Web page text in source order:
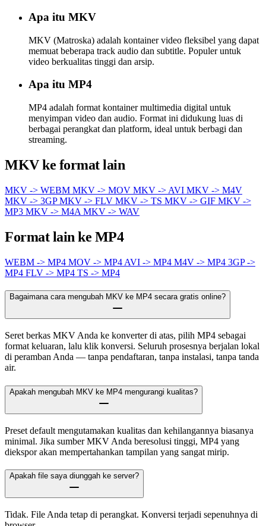
Apa itu MKV
MKV (Matroska) adalah kontainer video fleksibel yang dapat
memuat beberapa track audio dan subtitle. Populer untuk
video berkualitas tinggi dan arsip.
Apa itu MP4
MP4 adalah format kontainer multimedia digital untuk
menyimpan video dan audio. Format ini didukung luas di
berbagai perangkat dan platform, ideal untuk berbagi dan
streaming.
MKV ke format lain
MKV -> WEBM MKV -> MOV MKV -> AVI MKV -> M4V
MKV -> 3GPMKV -> FLV MKV -> TS MKV -> GIF MKV ->
MP3 MKV -> M4A MKV -> WAV
Format lain ke MP4
WEBM -> MP4 MOV -> MP4 AVI -> MP4 M4V -> MP4 3GP ->
MP4 FLV -> MP4 TS -> MP4
Bagaimana cara mengubah MKV ke MP4 secara gratis online?
Seret berkas MKV Anda ke konverter di atas, pilih MP4 sebagai
format keluaran, lalu klik konversi. Seluruh prosesnya berjalan lokal
di peramban Anda — tanpa pendaftaran, tanpa instalasi, tanpa tanda
air.
Apakah mengubah MKV ke MP4 mengurangi kualitas?
Preset default mengutamakan kualitas dan kehilangannya biasanya
minimal. Jika sumber MKV Anda beresolusi tinggi, MP4 yang
diekspor akan mempertahankan tampilan yang sangat mirip.
Apakah file saya diunggah ke server?
Tidak. File Anda tetap di perangkat. Konversi terjadi sepenuhnya di